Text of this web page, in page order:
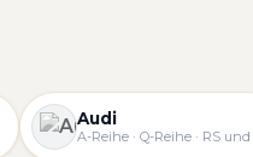
Audi
A-Reihe · Q-Reihe · RS und